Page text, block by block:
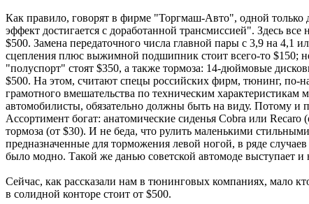
Как правило, говорят в фирме "Торгмаш-Авто", одной только
эффект достигается с доработанной трансмиссией". Здесь
$500. Замена передаточного числа главной пары с 3,9 на 4,1
сцепления плюс выжимной подшипник стоит всего-то $150;
"полуспорт" стоят $350, а также тормоза: 14-дюймовые
$500. На этом, считают спецы российских фирм, тюнинг, по-
грамотного вмешательства по техническим
автомобилисты, обязательно должны быть на виду. Потому и
Ассортимент богат: анатомические сиденья Cobra или
тормоза (от $30). И не беда, что рулить маленькими
предназначенные для торможения левой ногой, в ряде
было модно. Такой же данью советской автомоде выступает
Сейчас, как рассказали нам в тюнинговых компаниях, мало
в солидной конторе стоит от $500.